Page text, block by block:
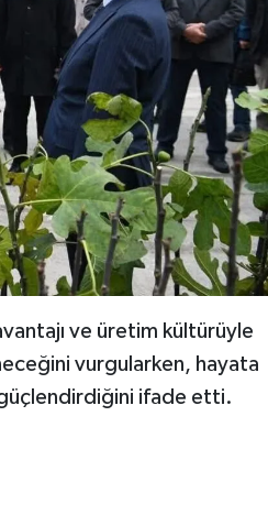
ve üretim kültürüyle
vurgularken, hayata
ifade etti.